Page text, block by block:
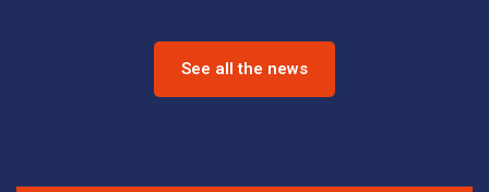
See all the news